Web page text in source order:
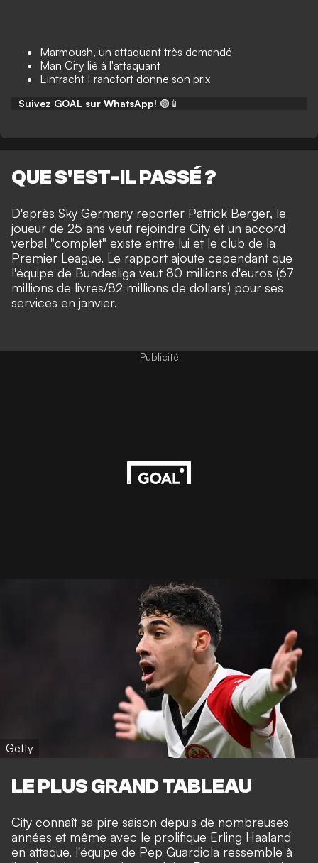
Marmoush, un attaquant très demandé
Man City lié à l'attaquant
Eintracht Francfort donne son prix
Suivez GOAL sur WhatsApp! 🟢📱
QUE S'EST-IL PASSÉ ?
D'après Sky Germany reporter Patrick Berger, le
joueur de 25 ans veut rejoindre City et un accord
verbal "complet" existe entre lui et le club de la
Premier League. Le rapport ajoute cependant que
l'équipe de Bundesliga veut 80 millions d'euros (67
millions de livres/82 millions de dollars) pour ses
services en janvier.
Publicité
Getty
LE PLUS GRAND TABLEAU
City connaît sa pire saison depuis de nombreuses
années et même avec le prolifique Erling Haaland
en attaque, l'équipe de Pep Guardiola ressemble à